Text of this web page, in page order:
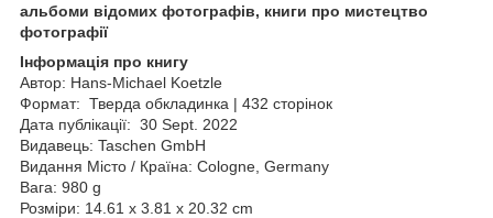
альбоми відомих фотографів, книги про мистецтво
фотографії
Інформація про книгу
Автор: Hans-Michael Koetzle
Формат: Тверда обкладинка | 432 сторінок
Дата публікації: 30 Sept. 2022
Видавець: Taschen GmbH
Видання Місто / Країна: Cologne, Germany
Вага: 980 g
Розміри: 14.61 x 3.81 x 20.32 cm